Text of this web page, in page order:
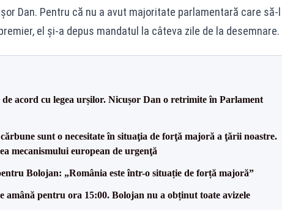
Dan. Pentru că nu a avut majoritate parlamentară care să-l
el și-a depus mandatul la câteva zile de la desemnare.
de acord cu legea urșilor. Nicușor Dan o retrimite în Parlament
sunt o necesitate în situaţia de forţă majoră a ţării noastre.
mecanismului european de urgenţă
Bolojan: „România este într-o situație de forță majoră”
amână pentru ora 15:00. Bolojan nu a obținut toate avizele